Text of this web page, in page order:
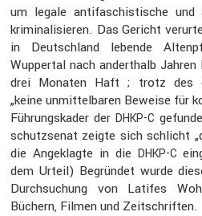
um legale antifa­schis­ti­sche
krimi­na­li­sieren. Das Gericht
in Deutsch­land lebende
Wuppertal nach andert­halb
drei Monaten Haft ; trotz des
„keine unmit­tel­baren Beweise für
Führungs­kader der DHKP-C
schutz­senat zeigte sich schlicht
die Angeklagte in die DHKP-C
dem Urteil) Begründet wurde
Durch­su­chung von Latifes
Büchern, Filmen und Zeitschriften.